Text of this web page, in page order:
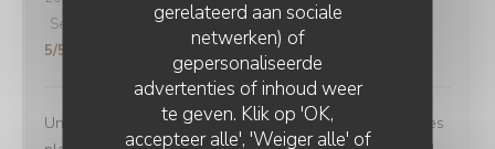
gerelateerd aan sociale
netwerken) of
gepersonaliseerde
advertenties of inhoud weer
te geven. Klik op 'OK,
accepteer alle', 'Weiger alle' of
Service
Atmosfeer:5/5 Keuken:5/5 Kwaliteit / Prijs
5/5
Une adresse a absolument découvrir ! Une ambiance,des